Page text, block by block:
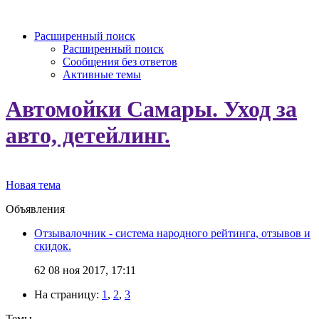
Расширенный поиск
Расширенный поиск
Сообщения без ответов
Активные темы
Автомойки Самары. Уход за
авто, детейлинг.
Новая тема
Объявления
Отзывалочник - система народного рейтинга, отзывов и
скидок.
62 08 ноя 2017, 17:11
На страницу: 1 , 2, 3